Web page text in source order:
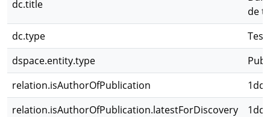
dc.title
de
dc.type
dspace.entity.type
relation.isAuthorOfPublication
relation.isAuthorOfPublication.latestForDiscovery